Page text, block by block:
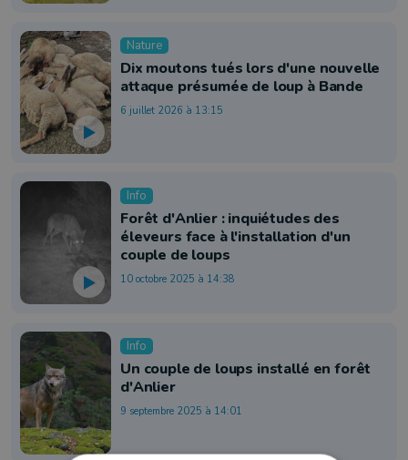
Nature
Dix moutons tués lors d'une nouvelle
attaque présumée de loup à Bande
6 juillet 2026 à 13:15
Info
Forêt d'Anlier : inquiétudes des
éleveurs face à l'installation d'un
couple de loups
10 octobre 2025 à 14:38
Info
Un couple de loups installé en forêt
d'Anlier
9 septembre 2025 à 14:01